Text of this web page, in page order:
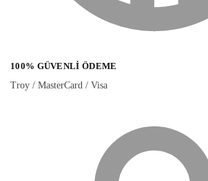
100% GÜVENLI ÖDEME
Troy / MasterCard / Visa